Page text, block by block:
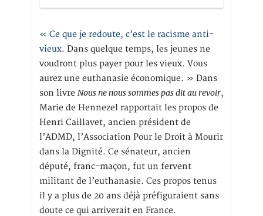
« Ce que je redoute, c’est le racisme anti-
vieux. Dans quelque temps, les jeunes ne
voudront plus payer pour les vieux. Vous
aurez une euthanasie économique. » Dans
son livre Nous ne nous sommes pas dit au revoir,
Marie de Hennezel rapportait les propos de
Henri Caillavet, ancien président de
l’ADMD, l’Association Pour le Droit à Mourir
dans la Dignité. Ce sénateur, ancien
député, franc-maçon, fut un fervent
militant de l’euthanasie. Ces propos tenus
il y a plus de 20 ans déjà préfiguraient sans
doute ce qui arriverait en France.